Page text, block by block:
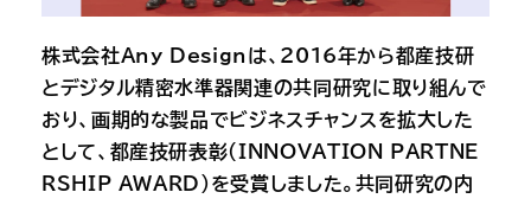
株式会社Any Designは、2016年から都産技研
とデジタル精密水準器関連の共同研究に取り組んで
おり、画期的な製品でビジネスチャンスを拡大した
として、都産技研表彰（INNOVATION PARTNE
RSHIP AWARD）を受賞しました。共同研究の内